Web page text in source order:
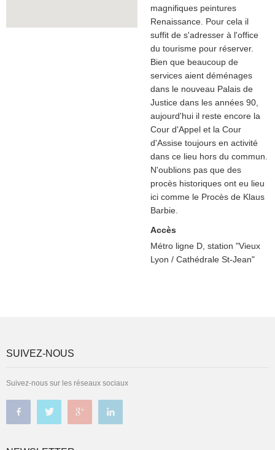
magnifiques peintures
Renaissance. Pour cela il
suffit de s'adresser à l'office
du tourisme pour réserver.
Bien que beaucoup de
services aient déménages
dans le nouveau Palais de
Justice dans les années 90,
aujourd'hui il reste encore la
Cour d'Appel et la Cour
d'Assise toujours en activité
dans ce lieu hors du commun.
N'oublions pas que des
procès historiques ont eu lieu
ici comme le Procès de Klaus
Barbie.
Accès
Métro ligne D, station "Vieux
Lyon / Cathédrale St-Jean"
SUIVEZ-NOUS
Suivez-nous sur les réseaux sociaux